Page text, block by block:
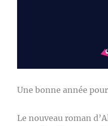
Une bonne année
Le nouveau roman